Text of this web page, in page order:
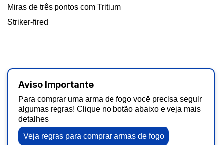
Miras de três pontos com Tritium
Striker-fired
Aviso Importante
Para comprar uma arma de fogo você precisa seguir
algumas regras! Clique no botão abaixo e veja mais
detalhes
Veja regras para comprar armas de fogo